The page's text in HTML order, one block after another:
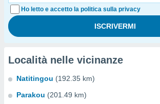
Ho letto e accetto la politica sulla privacy
Località nelle vicinanze
Natitingou (192.35 km)
Parakou (201.49 km)